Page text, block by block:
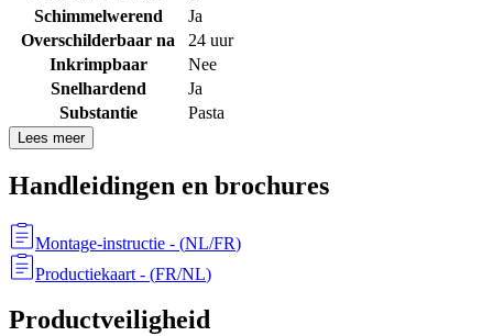
Schimmelwerend
Ja
Overschilderbaar na
24 uur
Inkrimpbaar
Nee
Snelhardend
Ja
Substantie
Pasta
Lees meer
Handleidingen en brochures
Montage-instructie - (NL/FR)
Productiekaart - (FR/NL)
Productveiligheid